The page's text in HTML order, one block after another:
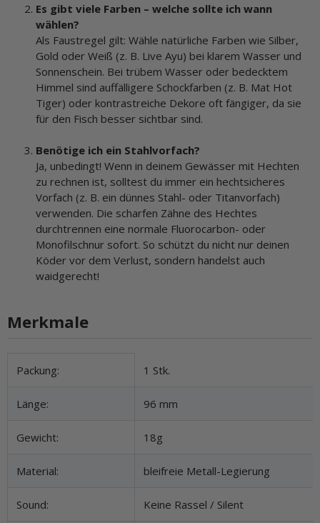
Es gibt viele Farben – welche sollte ich wann
wählen?
Als Faustregel gilt: Wähle natürliche Farben wie Silber,
Gold oder Weiß (z. B. Live Ayu) bei klarem Wasser und
Sonnenschein. Bei trübem Wasser oder bedecktem
Himmel sind auffälligere Schockfarben (z. B. Mat Hot
Tiger) oder kontrastreiche Dekore oft fängiger, da sie
für den Fisch besser sichtbar sind.
Benötige ich ein Stahlvorfach?
Ja, unbedingt! Wenn in deinem Gewässer mit Hechten
zu rechnen ist, solltest du immer ein hechtsicheres
Vorfach (z. B. ein dünnes Stahl- oder Titanvorfach)
verwenden. Die scharfen Zähne des Hechtes
durchtrennen eine normale Fluorocarbon- oder
Monofilschnur sofort. So schützt du nicht nur deinen
Köder vor dem Verlust, sondern handelst auch
waidgerecht!
Merkmale
Produkteigenschaft
Wert
Packung: 1 Stk.
Länge: 96 mm
Gewicht: 18g
Material: bleifreie Metall-Legierung
Sound: Keine Rassel / Silent